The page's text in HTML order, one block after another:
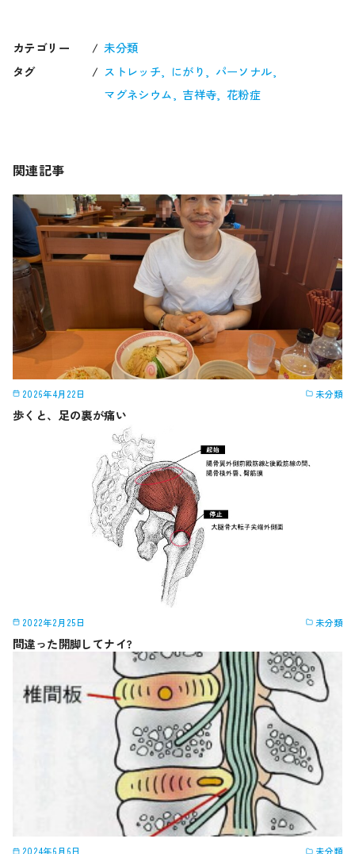
カテゴリー
未分類
タグ
ストレッチ にがり
パーソナル
マグネシウム
吉祥寺 花粉症
関連記事
2026年4月22日 未分類
歩くと、足の裏が痛い
2022年2月25日 未分類
間違った開脚してナイ?
2024年6月6日 未分類